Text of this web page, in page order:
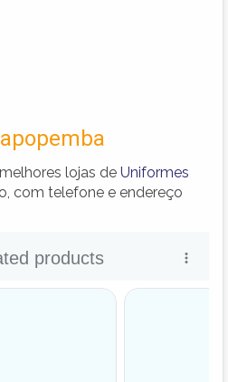
lojas de Uniformes
com telefone e endereço